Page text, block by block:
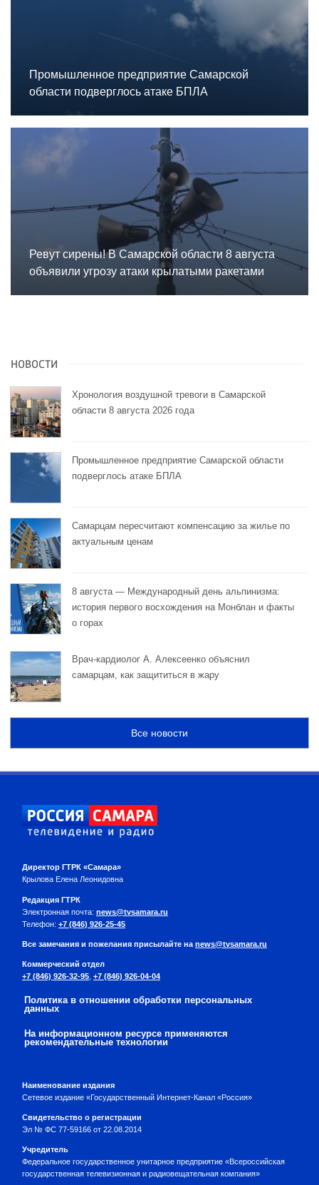
Промышленное предприятие Самарской
области подверглось атаке БПЛА
Ревут сирены! В Самарской области 8 августа
объявили угрозу атаки крылатыми ракетами
НОВОСТИ
Хронология воздушной тревоги в Самарской
области 8 августа 2026 года
Промышленное предприятие Самарской области
подверглось атаке БПЛА
Самарцам пересчитают компенсацию за жилье по
актуальным ценам
8 августа — Международный день альпинизма:
история первого восхождения на Монблан и факты
о горах
Врач-кардиолог А. Алексеенко объяснил
самарцам, как защититься в жару
Все новости
Директор ГТРК «Самара»
Крылова Елена Леонидовна
Редакция ГТРК
Электронная почта: news@tvsamara.ru
Телефон: +7 (846) 926-25-45
Все замечания и пожелания присылайте на news@tvsamara.ru
Коммерческий отдел
+7 (846) 926-32-95 +7 (846) 926-04-04
Политика в отношении обработки персональных
данных
На информационном ресурсе применяются
рекомендательные технологии
Наименование издания
Сетевое издание «Государственный Интернет-Канал «Россия»
Свидетельство о регистрации
Эл № ФС 77-59166 от 22.08.2014
Учредитель
Федеральное государственное унитарное предприятие «Всероссийская
государственная телевизионная и радиовещательная компания»